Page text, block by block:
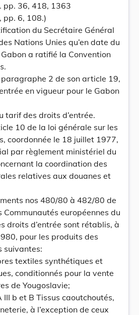
pp. 36, 418, 1363
pp. 6, 108.)
du Secrétaire Général
Nations Unies qu’en date du
a ratifié la Convention
2 de son article 19,
en vigueur pour le Gabon
tarif des droits d’entrée.
10 de la loi générale sur les
coordonnée le 18 juillet 1977,
par règlement ministériel du
la coordination des
relatives aux douanes et
nos 480/80 à 482/80 de
Communautés européennes du
droits d’entrée sont rétablis, à
pour les produits des
suivantes:
textiles synthétiques et
conditionnés pour la vente
de Yougoslavie;
III b et B Tissus caoutchoutés,
à l’exception de ceux